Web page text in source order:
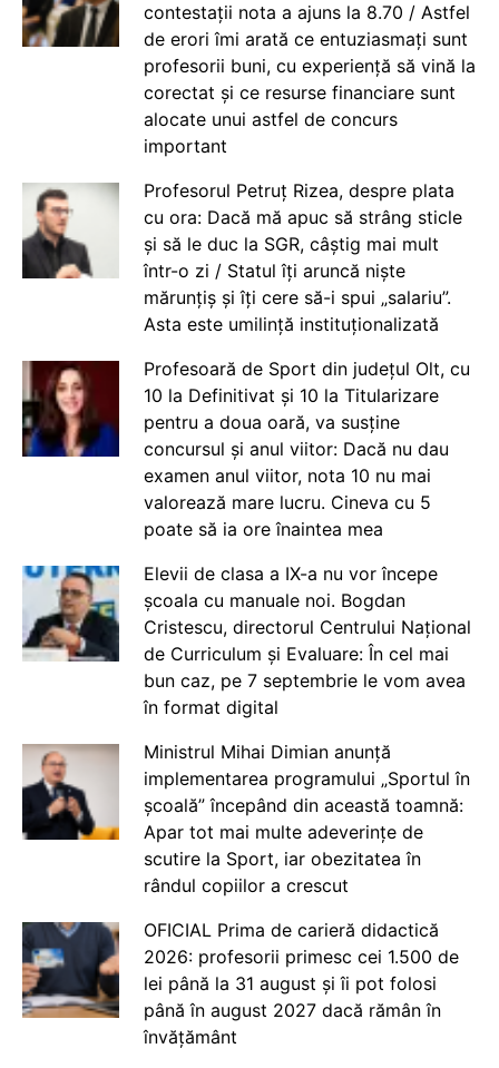
contestații nota a ajuns la 8.70 / Astfel
de erori îmi arată ce entuziasmați sunt
profesorii buni, cu experiență să vină la
corectat și ce resurse financiare sunt
alocate unui astfel de concurs
important
Profesorul Petruț Rizea, despre plata
cu ora: Dacă mă apuc să strâng sticle
și să le duc la SGR, câștig mai mult
într-o zi / Statul îți aruncă niște
mărunțiș și îți cere să-i spui „salariu”.
Asta este umilință instituționalizată
Profesoară de Sport din județul Olt, cu
10 la Definitivat și 10 la Titularizare
pentru a doua oară, va susține
concursul și anul viitor: Dacă nu dau
examen anul viitor, nota 10 nu mai
valorează mare lucru. Cineva cu 5
poate să ia ore înaintea mea
Elevii de clasa a IX-a nu vor începe
școala cu manuale noi. Bogdan
Cristescu, directorul Centrului Național
de Curriculum și Evaluare: În cel mai
bun caz, pe 7 septembrie le vom avea
în format digital
Ministrul Mihai Dimian anunță
implementarea programului „Sportul în
școală” începând din această toamnă:
Apar tot mai multe adeverințe de
scutire la Sport, iar obezitatea în
rândul copiilor a crescut
OFICIAL Prima de carieră didactică
2026: profesorii primesc cei 1.500 de
lei până la 31 august și îi pot folosi
până în august 2027 dacă rămân în
învățământ